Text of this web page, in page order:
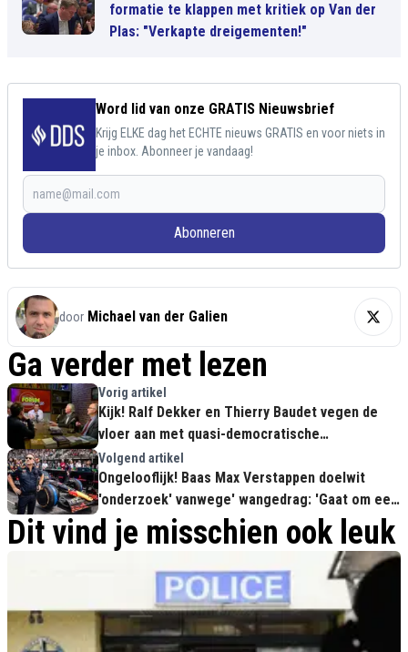
formatie te klappen met kritiek op Van der
Plas: "Verkapte dreigementen!"
Word lid van onze GRATIS Nieuwsbrief
Krijg ELKE dag het ECHTE nieuws GRATIS en voor niets in
je inbox. Abonneer je vandaag!
Abonneren
door Michael van der Galien
Ga verder met lezen
Vorig artikel
Kijk! Ralf Dekker en Thierry Baudet vegen de
vloer aan met quasi-democratische
Nederlandse staat
Volgend artikel
Ongelooflijk! Baas Max Verstappen doelwit
'onderzoek' vanwege' wangedrag: 'Gaat om een
vrouw'
Dit vind je misschien ook leuk